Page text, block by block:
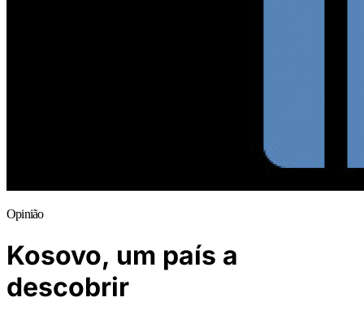
Opinião
Kosovo, um país a
descobrir